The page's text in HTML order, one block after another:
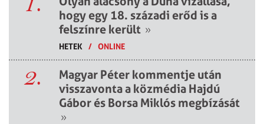
hogy egy 18. századi erőd is a
felszínre került »
HETEK / ONLINE
2.
Magyar Péter kommentje után
visszavonta a közmédia Hajdú
Gábor és Borsa Miklós megbízását
»